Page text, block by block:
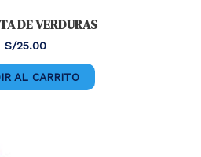
DE VERDURAS
S/25.00
AL CARRITO